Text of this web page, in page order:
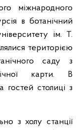
міжнародного
в ботанічний
ім. Т.
територією
саду з
карти. В
гостей столиці з
з холу станції